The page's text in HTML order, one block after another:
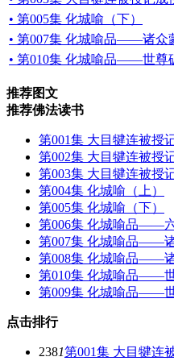
• 第005集 化城喻（下）
• 第007集 化城喻品——诸众
• 第010集 化城喻品——世尊
推荐图文
推荐佛法读书
第001集 大目犍连被授
第002集 大目犍连被授
第003集 大目犍连被授
第004集 化城喻（上）
第005集 化城喻（下）
第006集 化城喻品——
第007集 化城喻品——
第008集 化城喻品——
第010集 化城喻品——
第009集 化城喻品——
点击排行
2381第001集 大目犍连